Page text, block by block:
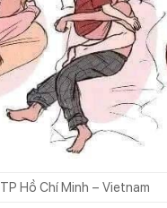
TP Hồ Chí Minh – Vietnam